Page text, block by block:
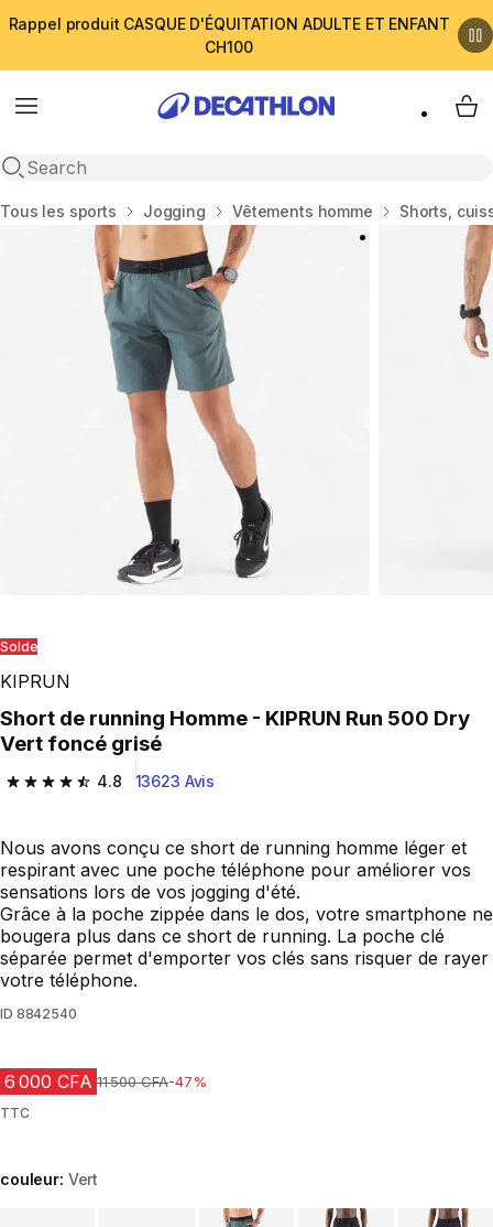
Rappel produit CASQUE D'ÉQUITATION ADULTE ET ENFANT
CH100
Menu
Open search
My
Accueil
Tous les sports Jogging Vêtements homme Shorts,
Solde
KIPRUN
Short de running Homme - KIPRUN Run 500 Dry
Vert foncé grisé
4.8
4.8 out of 5 stars from 13623 reviews
13623 Avis
Nous avons conçu ce short de running homme léger et
respirant avec une poche téléphone pour améliorer vos
sensations lors de vos jogging d'été.
Grâce à la poche zippée dans le dos, votre smartphone ne
bougera plus dans ce short de running. La poche clé
séparée permet d'emporter vos clés sans risquer de rayer
votre téléphone.
ID 8842540
6 000 CFA Prix avant réduction
11 500 CFA-47%
TTC
couleur: Vert